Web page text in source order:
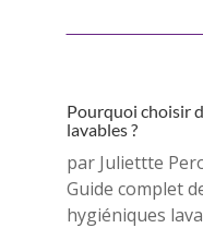
Pourquoi choisir
lavables ?
par Juliettte
Guide complet
hygiéniques